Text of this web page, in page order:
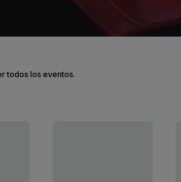
todos los eventos.